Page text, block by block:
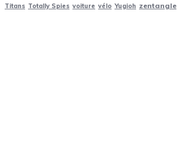
Titans Totally Spies voiture vélo Yugioh zentangle